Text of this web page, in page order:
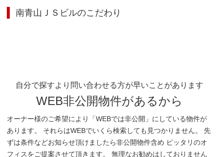
南青山ＪＳビルのこだわり
自分で探すより問い合わせる方が早いことがあります
WEB非公開物件があるから
オーナー様のご希望により「WEBでは非公開」にしている物件が
あります。 それらはWEBでいくら検索しても見つかりません。 先
ずは条件などお知らせ頂けましたら非公開物件含め ピッタリのオ
フィスをご提案させて頂きます。 無理なお勧めはしておりません